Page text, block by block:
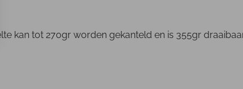
kan tot 270gr worden gekanteld en is 355gr